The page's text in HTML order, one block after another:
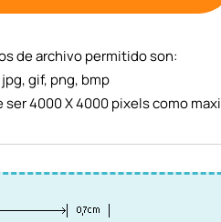
de archivo permitido son:
jpg, gif, png, bmp
4000 X 4000 pixels como